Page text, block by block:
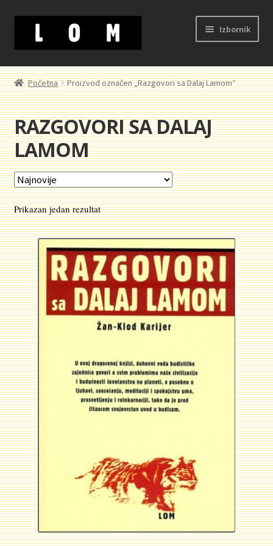
Preskoči
navigaciju
sadržaj
Izbornik
Početak
Kontakt
Korpa
Kupovina, isporuka i reklamacije
Moj nalog
Novosti
O nama
Plaćanje
Privatnost
Uslovi korišćenja
Početna Proizvod označen „Razgovori sa Dalaj Lamom“
RAZGOVORI SA DALAJ
LAMOM
Prikazan jedan rezultat